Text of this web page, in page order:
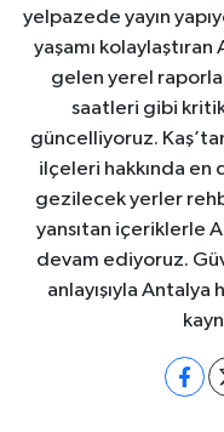
yelpazede yayın
yaşamı
gelen yerel
saatleri gibi
güncelliyoruz.
ilçeleri hakkında en
gezilecek yerler
yansıtan içeriklerle
devam ediyoruz.
anlayışıyla